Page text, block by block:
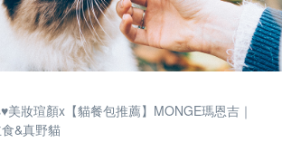
美妝瑄顏x【貓餐包推薦】MONGE瑪恩吉｜
&真野貓